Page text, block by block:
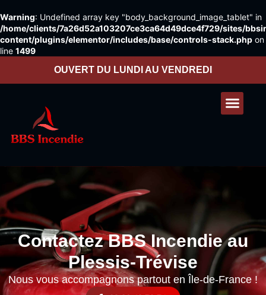
Warning: Undefined array key "body_background_image_tablet" in
/home/clients/7a26d52a103207ce3ca64d49dce4f729/sites/
content/plugins/elementor/includes/base/controls-stack.php on
line 1499
Aller au
contenu
OUVERT DU LUNDI AU VENDREDI
Contactez BBS Incendie au
Plessis-Trévise
Nous vous accompagnons partout en Île-de-France !